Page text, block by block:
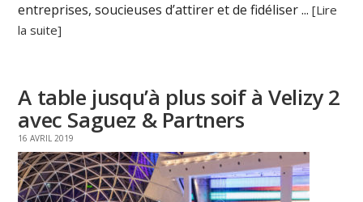
entreprises, soucieuses d’attirer et de fidéliser ...[Lire
la suite]
A table jusqu’à plus soif à Velizy 2
avec Saguez & Partners
16 AVRIL 2019